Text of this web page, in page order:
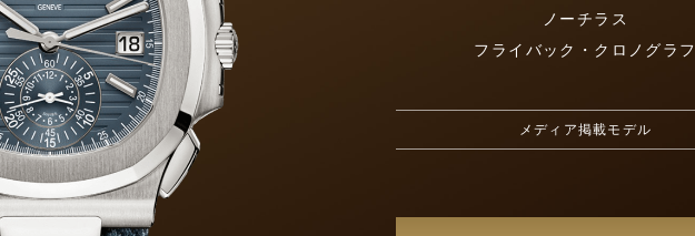
ノーチラス
フライバック・クロノグラフ
メディア掲載モデル